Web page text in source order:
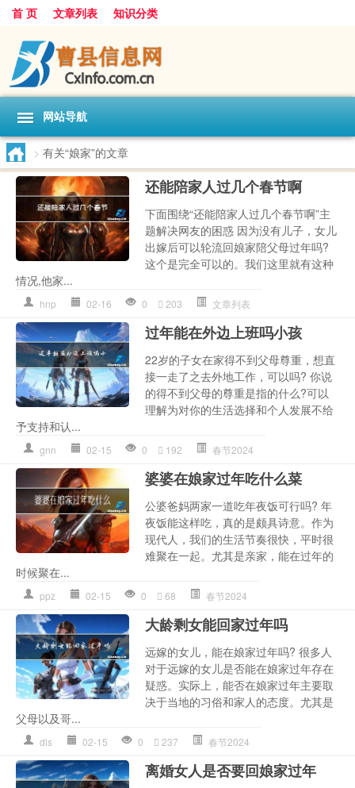
首 页 文章列表 知识分类
网站导航
> 有关“娘家”的文章
还能陪家人过几个春节啊
下面围绕“还能陪家人过几个春节啊”主
题解决网友的困惑 因为没有儿子，女儿
出嫁后可以轮流回娘家陪父母过年吗?
这个是完全可以的。我们这里就有这种
情况,他家...
hnp 02-16 0 203 文章列表
过年能在外边上班吗小孩
22岁的子女在家得不到父母尊重，想直
接一走了之去外地工作，可以吗? 你说
的得不到父母的尊重是指的什么?可以
理解为对你的生活选择和个人发展不给
予支持和认...
gnn 02-15 0 192 春节2024
婆婆在娘家过年吃什么菜
公婆爸妈两家一道吃年夜饭可行吗? 年
夜饭能这样吃，真的是颇具诗意。作为
现代人，我们的生活节奏很快，平时很
难聚在一起。尤其是亲家，能在过年的
时候聚在...
ppz 02-15 0 68 春节2024
大龄剩女能回家过年吗
远嫁的女儿，能在娘家过年吗? 很多人
对于远嫁的女儿是否能在娘家过年存在
疑惑。实际上，能否在娘家过年主要取
决于当地的习俗和家人的态度。尤其是
父母以及哥...
dls 02-15 0 237 春节2024
离婚女人是否要回娘家过年